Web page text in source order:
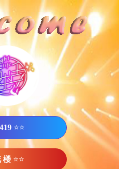
⭐⭐
楼 ⭐⭐